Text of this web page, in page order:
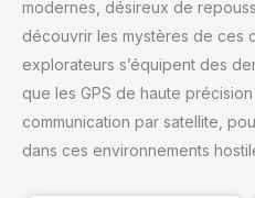
modernes, désireux de
découvrir les mystères de ces
explorateurs s’équipent des
que les GPS de haute
communication par satellite,
dans ces environnements